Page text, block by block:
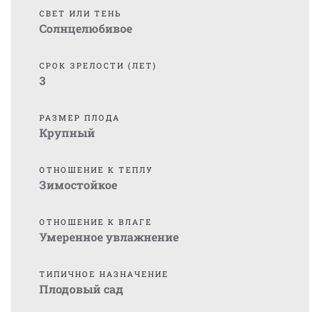
СВЕТ ИЛИ ТЕНЬ
Солнцелюбивое
СРОК ЗРЕЛОСТИ (ЛЕТ)
3
РАЗМЕР ПЛОДА
Крупный
ОТНОШЕНИЕ К ТЕПЛУ
Зимостойкое
ОТНОШЕНИЕ К ВЛАГЕ
Умеренное увлажнение
ТИПИЧНОЕ НАЗНАЧЕНИЕ
Плодовый сад